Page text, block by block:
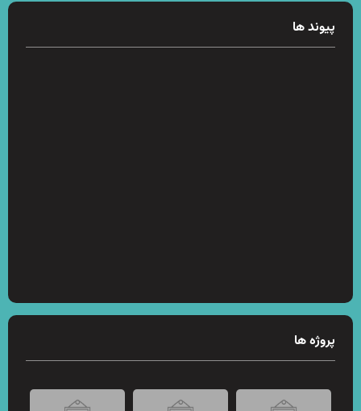
پیوند ها
پروژه ها